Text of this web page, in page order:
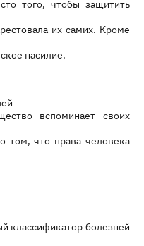
того, чтобы защитить
их самих. Кроме
насилие.
вспоминает своих
том, что права человека
классификатор болезней